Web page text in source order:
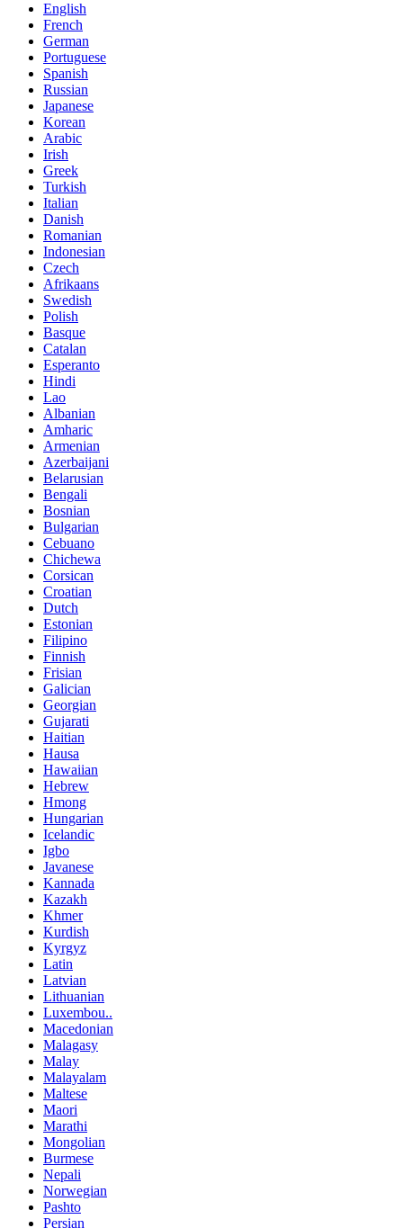
English
French
German
Portuguese
Spanish
Russian
Japanese
Korean
Arabic
Irish
Greek
Turkish
Italian
Danish
Romanian
Indonesian
Czech
Afrikaans
Swedish
Polish
Basque
Catalan
Esperanto
Hindi
Lao
Albanian
Amharic
Armenian
Azerbaijani
Belarusian
Bengali
Bosnian
Bulgarian
Cebuano
Chichewa
Corsican
Croatian
Dutch
Estonian
Filipino
Finnish
Frisian
Galician
Georgian
Gujarati
Haitian
Hausa
Hawaiian
Hebrew
Hmong
Hungarian
Icelandic
Igbo
Javanese
Kannada
Kazakh
Khmer
Kurdish
Kyrgyz
Latin
Latvian
Lithuanian
Luxembou..
Macedonian
Malagasy
Malay
Malayalam
Maltese
Maori
Marathi
Mongolian
Burmese
Nepali
Norwegian
Pashto
Persian